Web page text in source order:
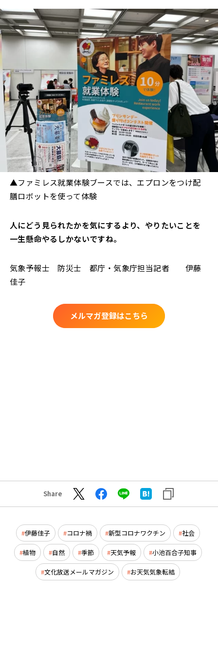
▲ファミレス就業体験ブースでは、エプロンをつけ配
膳ロボットを使って体験
人にどう見られたかを気にするより、やりたいことを
一生懸命やるしかないですね。
気象予報士 防災士 都庁・気象庁担当記者 伊藤
佳子
メルマガ登録はこちら
Share
伊藤佳子 コロナ禍 新型コロナワクチン 社会
植物 自然 季節 天気予報 小池百合子知事
文化放送メールマガジン お天気気象転結